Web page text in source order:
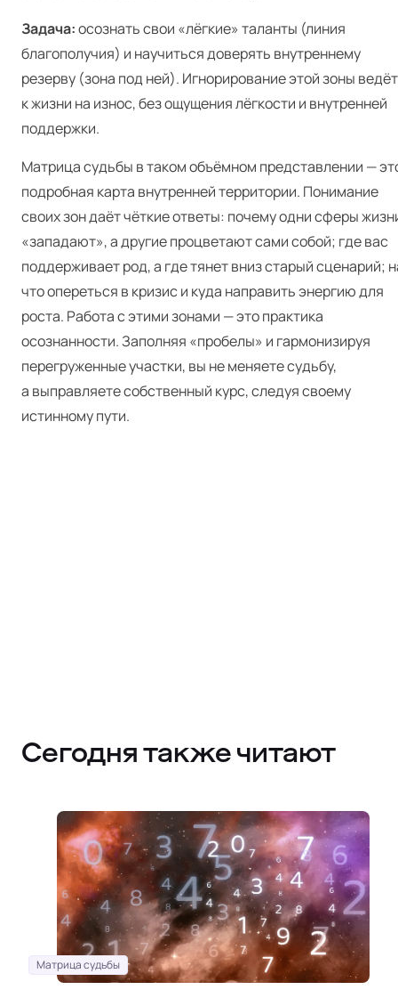
Задача:осознать свои «лёгкие» таланты (линия
благополучия) и научиться доверять внутреннему
резерву (зона под ней). Игнорирование этой зоны ведёт
к жизни на износ, без ощущения лёгкости и внутренней
поддержки.
Матрица судьбы в таком объёмном представлении —
подробная карта внутренней территории. Понимание
своих зон даёт чёткие ответы: почему одни сферы
«западают», а другие процветают сами собой; где вас
поддерживает род, а где тянет вниз старый сценарий;
что опереться в кризис и куда направить энергию для
роста. Работа с этими зонами — это практика
осознанности. Заполняя «пробелы» и гармонизируя
перегруженные участки, вы не меняете судьбу,
а выправляете собственный курс, следуя своему
истинному пути.
Сегодня также читают
Матрица судьбы